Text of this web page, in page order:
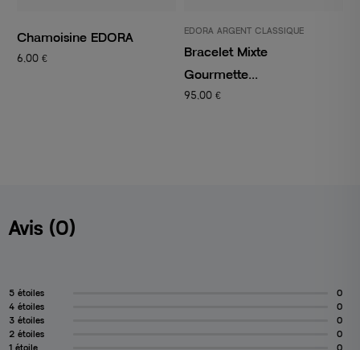
Chamoisine EDORA
6,00 €
EDORA ARGENT CLASSIQUE
Bracelet Mixte
Gourmette...
95,00 €
Avis (0)
5 étoiles
0
4 étoiles
0
3 étoiles
0
2 étoiles
0
1 étoile
0